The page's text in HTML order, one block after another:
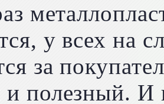
у всех на
за
полезный. И